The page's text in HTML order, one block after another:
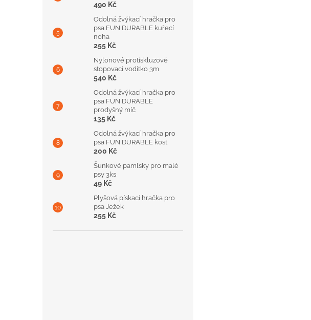
490 Kč
Odolná žvýkací hračka pro
psa FUN DURABLE kuřecí
noha
255 Kč
Nylonové protiskluzové
stopovací vodítko 3m
540 Kč
Odolná žvýkací hračka pro
psa FUN DURABLE
prodyšný míč
135 Kč
Odolná žvýkací hračka pro
psa FUN DURABLE kost
200 Kč
Šunkové pamlsky pro malé
psy 3ks
49 Kč
Plyšová pískací hračka pro
psa Ježek
255 Kč